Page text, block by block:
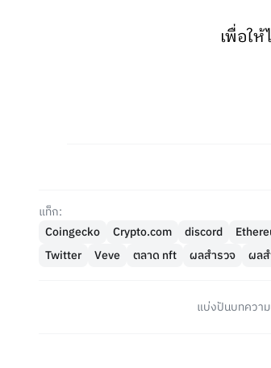
เพื่อใ
แท็ก:
Coingecko
Crypto.com discord
Twitter
Veve ตลาด nft ผลสำรวจ ผลส
แบ่งปันบทควา